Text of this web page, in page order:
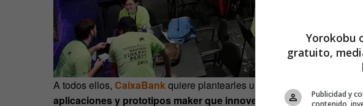
A todos ellos, CaixaBank quiere plantearles un reto:
aplicaciones y prototipos makerque innoven en nuevos
Yorokobu
gratuito,
Publicidad y
contenido,